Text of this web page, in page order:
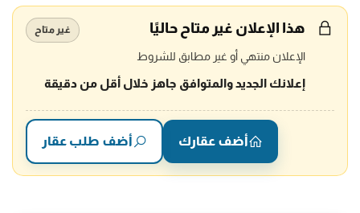
هذا الإعلان غير متاح حاليًا غير متاح
الإعلان منتهي أو غير مطابق للشروط
إعلانك الجديد والمتوافق جاهز خلال أقل من دقيقة
أضف عقارك أضف طلب عقار